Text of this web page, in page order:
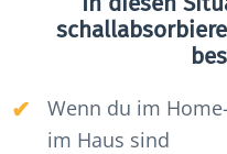
Wenn du im
im Haus sind